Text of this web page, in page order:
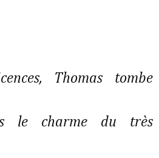
Thomas tombe
le charme du très